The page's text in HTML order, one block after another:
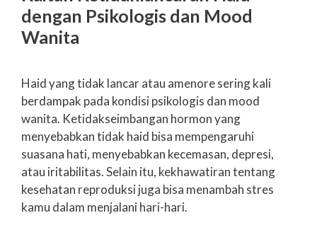
dengan Psikologis dan Mood
Wanita
Haid yang tidak lancar atau amenore sering kali
berdampak pada kondisi psikologis dan mood
wanita. Ketidakseimbangan hormon yang
menyebabkan tidak haid bisa mempengaruhi
suasana hati, menyebabkan kecemasan, depresi,
atau iritabilitas. Selain itu, kekhawatiran tentang
kesehatan reproduksi juga bisa menambah stres
kamu dalam menjalani hari-hari.